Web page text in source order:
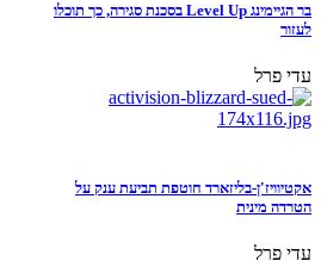
בר הגיימינג Level Up בסכנת סגירה, כך תוכלו
לעזור
עדי פרל
אקטיוויז'ן-בליזארד חוטפת תביעת ענק על
הטרדה מינית
עדי פרל